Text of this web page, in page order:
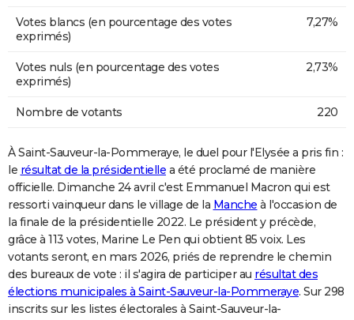
Votes blancs (en pourcentage des votes
exprimés)
7,27%
Votes nuls (en pourcentage des votes
exprimés)
2,73%
Nombre de votants 220
À Saint-Sauveur-la-Pommeraye, le duel pour l'Elysée a pris fin :
le résultat de la présidentielle a été proclamé de manière
officielle. Dimanche 24 avril c'est Emmanuel Macron qui est
ressorti vainqueur dans le village de la Manche à l'occasion de
la finale de la présidentielle 2022. Le président y précède,
grâce à 113 votes, Marine Le Pen qui obtient 85 voix. Les
votants seront, en mars 2026, priés de reprendre le chemin
des bureaux de vote : il s'agira de participer au résultat des
élections municipales à Saint-Sauveur-la-Pommeraye. Sur 298
inscrits sur les listes électorales à Saint-Sauveur-la-